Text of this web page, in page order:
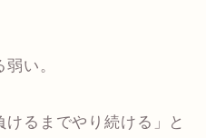
い。
るまでやり続ける」と